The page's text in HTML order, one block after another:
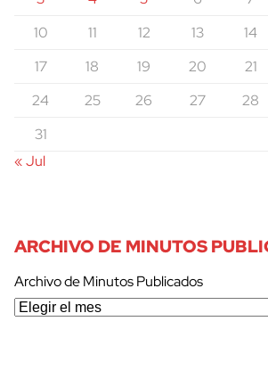
10
11 12 13 14
17
18 19 20 21
24
25 26 27 28
31
« Jul
ARCHIVO DE MINUTOS
Archivo de Minutos Publicados